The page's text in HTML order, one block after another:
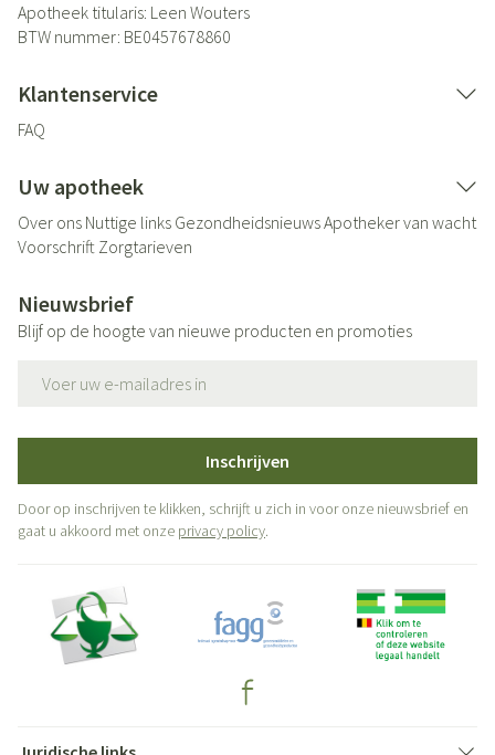
Apotheek titularis: Leen Wouters
BTW nummer: BE0457678860
Klantenservice
FAQ
Uw apotheek
Over ons Nuttige links GezondheidsnieuwsApotheker van wacht
Voorschrift Zorgtarieven
Nieuwsbrief
Blijf op de hoogte van nieuwe producten en promoties
Inschrijven
Door op inschrijven te klikken, schrijft u zich in voor onze nieuwsbrief en
gaat u akkoord met onze privacy policy.